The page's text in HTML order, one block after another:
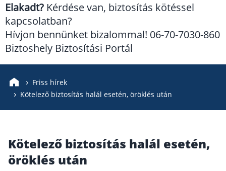
KÖBE Biztosító Egyesület
Mondial Assistance Biztosító
Posta Biztosító
Union Biztosító
Wáberer Hungária Biztosító
Elakadt? Kérdése van, biztosítás kötéssel
kapcsolatban?
Hívjon bennünket bizalommal! 06-70-7030-860
Biztoshely Biztosítási Portál
Friss hírek
Kötelező biztosítás halál esetén, öröklés után
Kötelező biztosítás halál esetén,
öröklés után